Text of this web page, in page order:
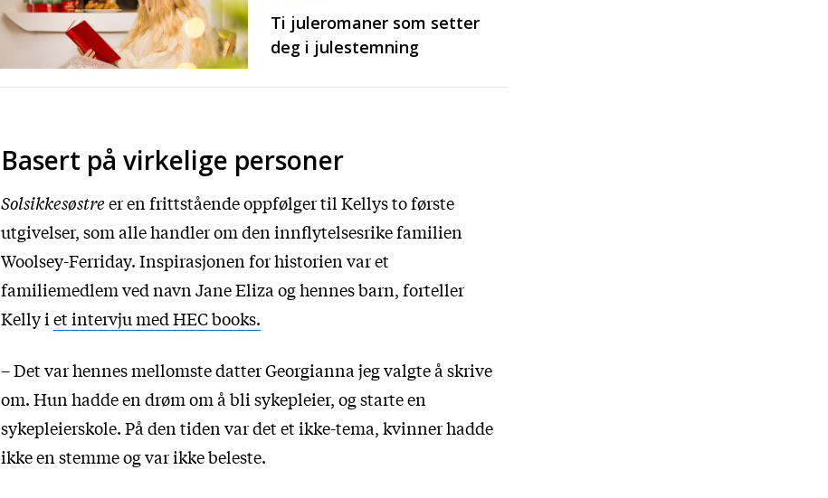
Ti juleromaner som setter
deg i julestemning
Basert på virkelige personer
Solsikkesøstreer en frittstående oppfølger til Kellys to første
utgivelser, som alle handler om den innflytelsesrike familien
Woolsey-Ferriday. Inspirasjonen for historien var et
familiemedlem ved navn Jane Eliza og hennes barn, forteller
Kelly iet intervju med HEC books.
– Det var hennes mellomste datter Georgianna jeg valgte å skrive
om. Hun hadde en drøm om å bli sykepleier, og starte en
sykepleierskole. På den tiden var det et ikke-tema, kvinner hadde
ikke en stemme og var ikke beleste.